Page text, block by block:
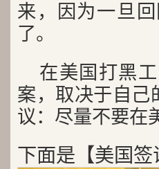
来，因为一旦
了。
在美国打黑
案，取决于自己
议：尽量不要在
下面是【美国